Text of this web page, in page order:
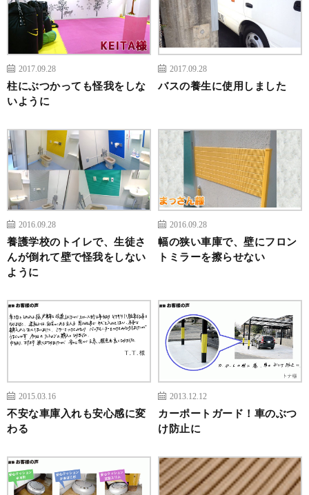
2017.09.28
柱にぶつかっても怪我をしな
いように
2017.09.28
バスの養生に使用しました
2016.09.28
養護学校のトイレで、生徒さ
んが倒れて壁で怪我をしない
ように
2016.09.28
幅の狭い車庫で、壁にフロン
トミラーを擦らせない
2015.03.16
不安な車庫入れも安心感に変
わる
2013.12.12
カーポートガード！車のぶつ
け防止に